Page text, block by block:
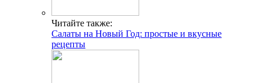
Читайте также:
Салаты на Новый Год: простые и вкусные
рецепты